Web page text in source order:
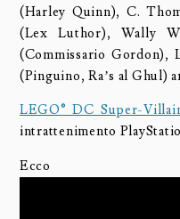
(Harley Quinn), C.
(Lex Luthor), Wally
(Commissario Gordon),
(Pinguino, Ra’s al Ghul)
LEGO® DC Super-
intrattenimento